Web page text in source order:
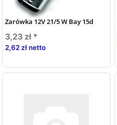
Zarówka 12V 21/5 W Bay 15d
3,23 zł *
2,62 zł netto